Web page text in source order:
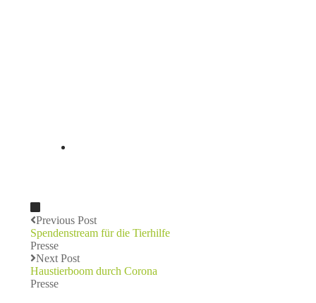
Previous Post
Spendenstream für die Tierhilfe
Presse
Next Post
Haustierboom durch Corona
Presse